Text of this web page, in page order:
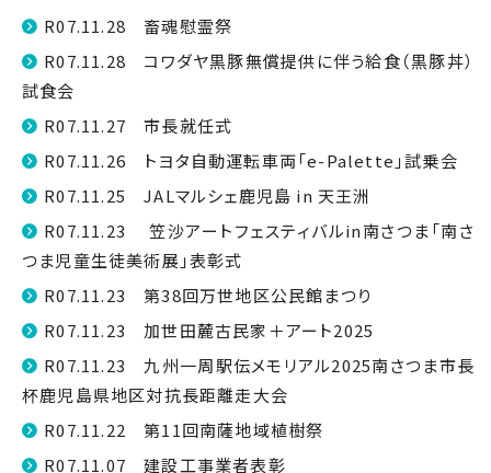
R07.11.28 畜魂慰霊祭
R07.11.28 コワダヤ黒豚無償提供に伴う給食（黒豚丼）
試食会
R07.11.27 市長就任式
R07.11.26 トヨタ自動運転車両「e-Palette」試乗会
R07.11.25 JALマルシェ鹿児島 in 天王洲
R07.11.23 笠沙アートフェスティバルin南さつま「南さ
つま児童生徒美術展」表彰式
R07.11.23 第38回万世地区公民館まつり
R07.11.23 加世田麓古民家＋アート2025
R07.11.23 九州一周駅伝メモリアル2025南さつま市長
杯鹿児島県地区対抗長距離走大会
R07.11.22 第11回南薩地域植樹祭
R07.11.07 建設工事業者表彰